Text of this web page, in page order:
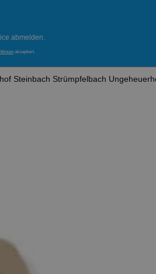
abmelden.
akzeptiert.
Steinbach Strümpfelbach